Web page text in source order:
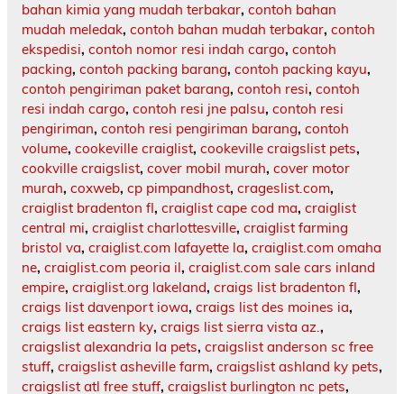
bahan kimia yang mudah terbakar, contoh bahan
mudah meledak, contoh bahan mudah terbakar, contoh
ekspedisi, contoh nomor resi indah cargo, contoh
packing, contoh packing barang, contoh packing kayu,
contoh pengiriman paket barang, contoh resi, contoh
resi indah cargo, contoh resi jne palsu, contoh resi
pengiriman, contoh resi pengiriman barang, contoh
volume, cookeville craiglist, cookeville craigslist pets,
cookville craigslist, cover mobil murah, cover motor
murah, coxweb, cp pimpandhost, crageslist.com,
craiglist bradenton fl, craiglist cape cod ma, craiglist
central mi, craiglist charlottesville, craiglist farming
bristol va, craiglist.com lafayette la, craiglist.com omaha
ne, craiglist.com peoria il, craiglist.com sale cars inland
empire, craiglist.org lakeland, craigs list bradenton fl,
craigs list davenport iowa, craigs list des moines ia,
craigs list eastern ky, craigs list sierra vista az.,
craigslist alexandria la pets, craigslist anderson sc free
stuff, craigslist asheville farm, craigslist ashland ky pets,
craigslist atl free stuff, craigslist burlington nc pets,